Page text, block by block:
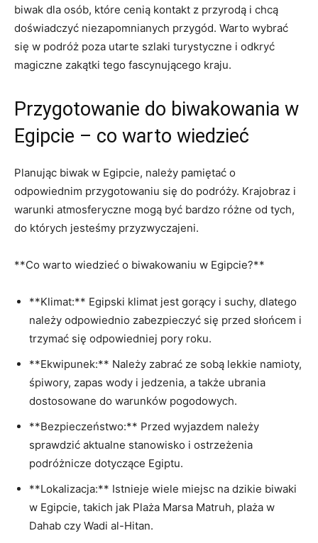
biwak⁣ dla osób, które cenią kontakt ‍z przyrodą ‍i⁤ chcą⁤
doświadczyć niezapomnianych przygód. Warto wybrać
się ⁣w podróż poza ‌utarte szlaki ⁣turystyczne i odkryć⁣
magiczne zakątki tego fascynującego kraju.
Przygotowanie do ⁢biwakowania w‍
Egipcie – co warto ⁣wiedzieć
Planując biwak w Egipcie,⁣ należy pamiętać o
odpowiednim przygotowaniu się do podróży. Krajobraz i
warunki atmosferyczne ‌mogą⁢ być bardzo różne od tych,
do których jesteśmy przyzwyczajeni.
**Co warto wiedzieć o‍ biwakowaniu ⁣w Egipcie?**
**Klimat:** Egipski klimat jest gorący i suchy, dlatego
należy odpowiednio zabezpieczyć się przed słońcem⁢ i
trzymać ​się odpowiedniej pory roku.
**Ekwipunek:** ‌Należy zabrać ze ⁤sobą lekkie namioty,
śpiwory, zapas wody i jedzenia,⁤ a​ także ubrania
dostosowane do warunków pogodowych.
**Bezpieczeństwo:** Przed wyjazdem należy
sprawdzić aktualne ⁣stanowisko i ⁤ostrzeżenia
podróżnicze⁢ dotyczące Egiptu.
**Lokalizacja:** Istnieje ‌wiele miejsc na dzikie biwaki
w Egipcie, takich ‌jak Plaża Marsa Matruh, plaża w
Dahab czy Wadi⁣ al-Hitan.